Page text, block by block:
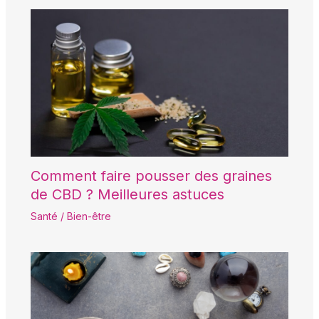
Comment faire pousser des graines
de CBD ? Meilleures astuces
Santé / Bien-être